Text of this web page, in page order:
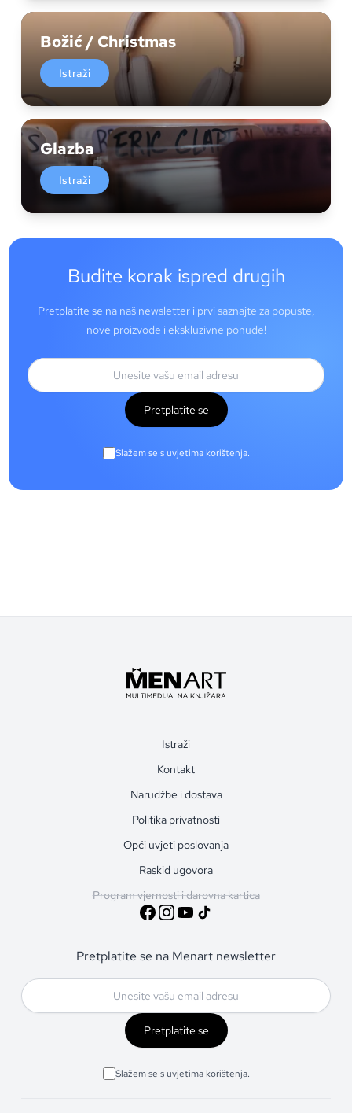
Božić / Christmas
Istraži
Glazba
Istraži
Budite korak ispred drugih
Pretplatite se na naš newsletter i prvi saznajte za popuste,
nove proizvode i ekskluzivne ponude!
Pretplatite se
Slažem se s uvjetima korištenja.
Istraži
Kontakt
Narudžbe i dostava
Politika privatnosti
Opći uvjeti poslovanja
Raskid ugovora
Program vjernosti i darovna kartica
Pretplatite se na Menart newsletter
Pretplatite se
Slažem se s uvjetima korištenja.